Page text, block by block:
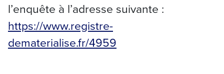
l’enquête à l’adresse suivante :
https://www.registre-
dematerialise.fr/4959